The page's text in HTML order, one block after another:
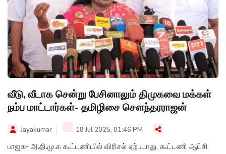
வீடு, வீடாக சென்று பேசினாலும் திமுகவை மக்கள்
நம்ப மாட்டார்கள்- தமிழிசை சௌந்தரராஜன்
Jayakumar 18 Jul 2025, 01:46 PM
பாஜக- அ.தி.மு.க கூட்டணியில் விரிசல் ஏற்படாது, கூட்டணி ஆட்சி